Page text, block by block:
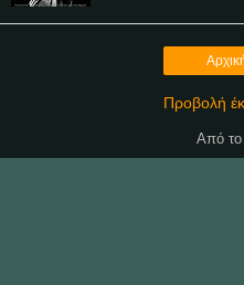
Προβολή
Από το